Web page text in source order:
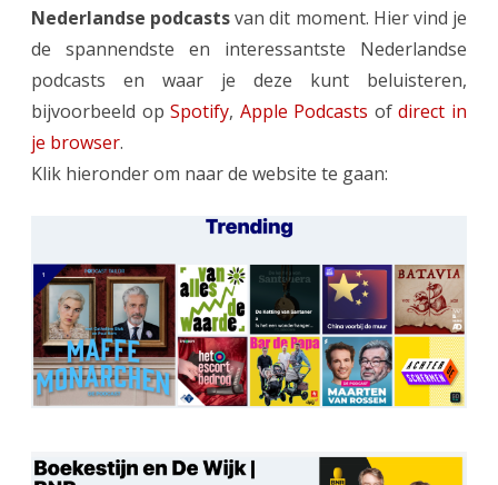
Nederlandse podcastsvan dit moment. Hier vind je
de spannendste en interessantste Nederlandse
podcasts en waar je deze kunt beluisteren,
bijvoorbeeld opSpotify, Apple Podcasts ofdirect in
je browser.
Klik hieronder om naar de website te gaan: